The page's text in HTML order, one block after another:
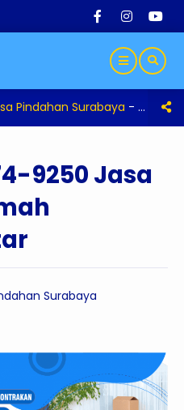
Pindahan Surabaya - Call
9250 Jasa
Surabaya